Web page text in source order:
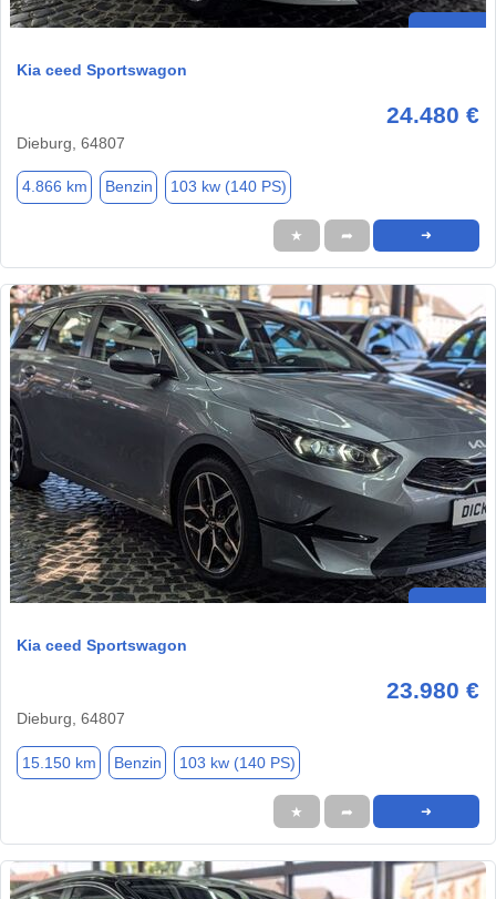
Kia ceed Sportswagon
24.480 €
Dieburg, 64807
4.866 km Benzin 103 kw (140 PS)
★ ➦ ➜
Kia ceed Sportswagon
23.980 €
Dieburg, 64807
15.150 km Benzin 103 kw (140 PS)
★ ➦ ➜